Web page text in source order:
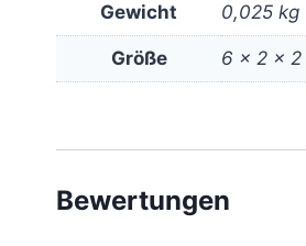
Gewicht 0,025 kg
Größe 6 × 2 × 2
Bewertungen